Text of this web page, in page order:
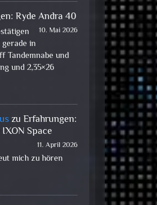
Ryde Andra 40
10. Mai 2026
gerade in
Tandemnabe und
und 2,35×26
zuErfahrungen:
Space
11. April 2026
mich zu hören